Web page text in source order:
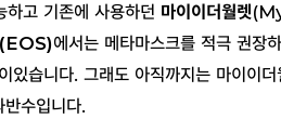
하고 기존에 사용하던 마이이더월렛
(EOS)에서는 메타마스크를 적극 권장
습니다. 그래도 아직까지는 마이이더
반수입니다.